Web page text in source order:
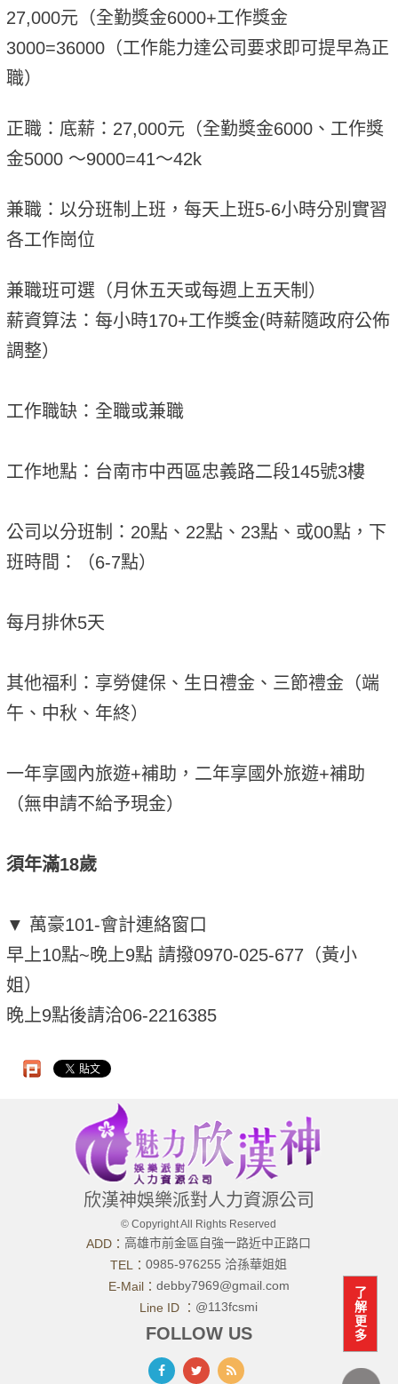
27,000元（全勤獎金6000+工作獎金
3000=36000（工作能力達公司要求即可提早為正
職）
正職：底薪：27,000元（全勤獎金6000、工作獎
金5000 ～9000=41～42k
兼職：以分班制上班，每天上班5-6小時分別實習
各工作崗位
兼職班可選（月休五天或每週上五天制）
薪資算法：每小時170+工作獎金(時薪隨政府公佈
調整）
工作職缺：全職或兼職
工作地點：台南市中西區忠義路二段145號3樓
公司以分班制：20點、22點、23點、或00點，下
班時間：（6-7點）
每月排休5天
其他福利：享勞健保、生日禮金、三節禮金（端
午、中秋、年終）
一年享國內旅遊+補助，二年享國外旅遊+補助
（無申請不給予現金）
須年滿18歲
▼ 萬豪101-會計連絡窗口
早上10點~晚上9點 請撥0970-025-677（黃小
姐）
晚上9點後請洽06-2216385
了
解
更
多
欣漢神娛樂派對人力資源公司
© Copyright All Rights Reserved
ADD： 高雄市前金區自強一路近中正路口
TEL：0985-976255 洽孫華姐姐
E-Mail： debby7969@gmail.com
Line ID ： @113fcsmi
FOLLOW US